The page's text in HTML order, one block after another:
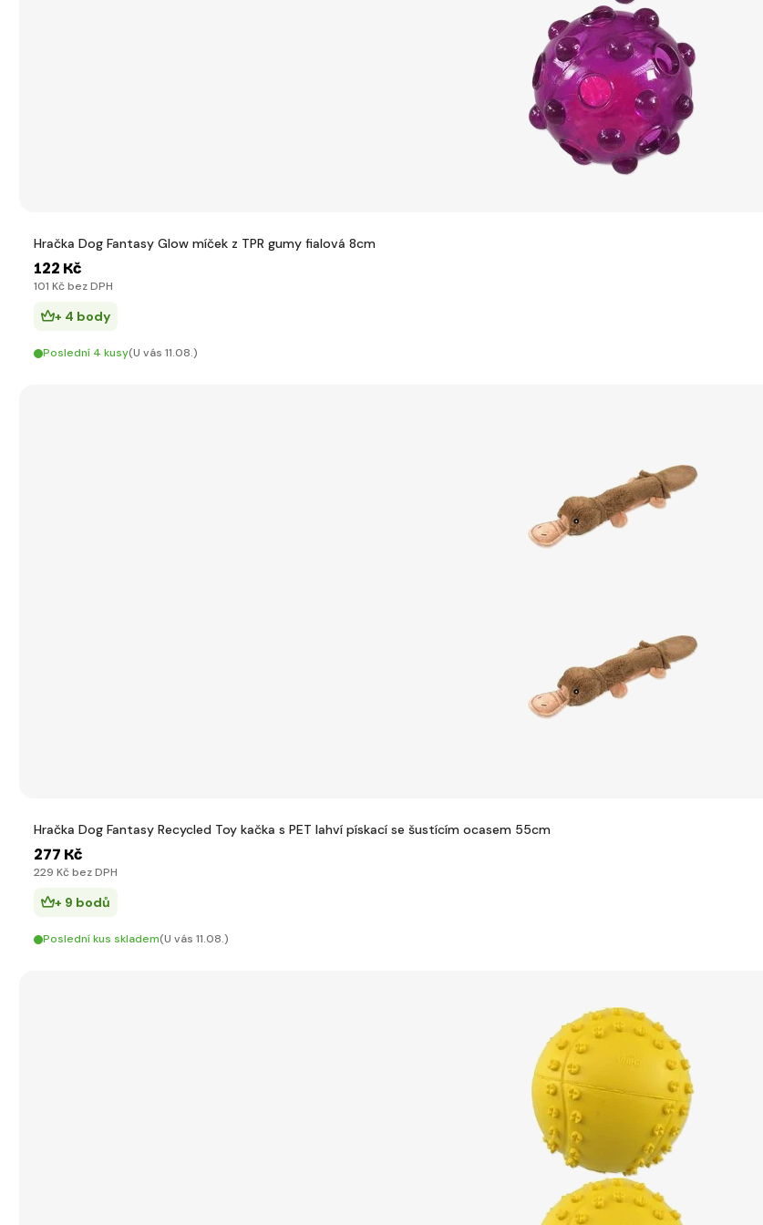
Hračka Dog Fantasy Glow míček z TPR gumy fialová 8cm
122 Kč
101 Kč bez DPH
+ 4 body
Poslední 4 kusy(U vás 11.08.)
Hračka Dog Fantasy Recycled Toy kačka s PET lahví pískací se šustícím ocasem 55cm
277 Kč
229 Kč bez DPH
+ 9 bodů
Poslední kus skladem(U vás 11.08.)